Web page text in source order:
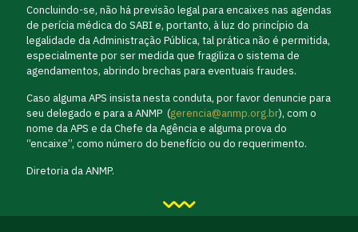
Concluindo-se, não há previsão legal para encaixes nas agendas
de perícia médica do SABI e, portanto, à luz do princípio da
legalidade da Administração Pública, tal prática não é permitida,
especialmente por ser medida que fragiliza o sistema de
agendamentos, abrindo brechas para eventuais fraudes.
Caso alguma APS insista nesta conduta, por favor denuncie para
seu delegado e para a ANMP (gerencia@anmp.org.br), com o
nome da APS e da Chefe da Agência e alguma prova do
“encaixe”, como número do benefício ou do requerimento.
Diretoria da ANMP.